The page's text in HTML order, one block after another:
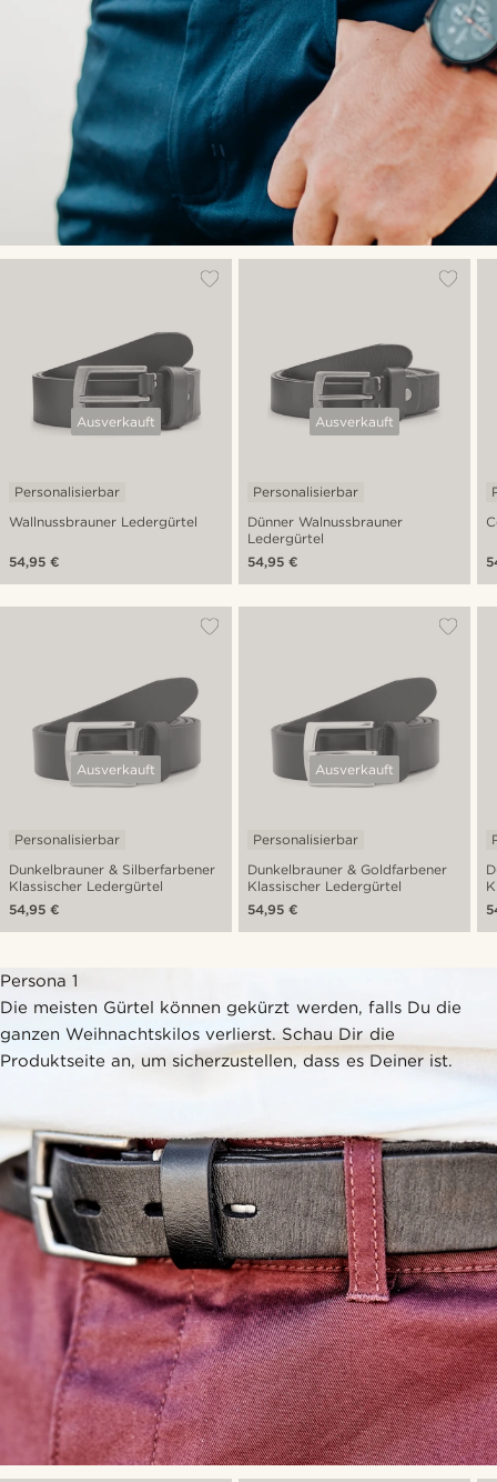
Ausverkauft
Wallnussbrauner Ledergürtel
Personalisierbar
54,95 €
Ausverkauft
Dünner Walnussbrauner
Ledergürtel
Personalisierbar
54,95 €
Ausverkauft
Dunkelbrauner & Silberfarbener
Klassischer Ledergürtel
Personalisierbar
54,95 €
Ausverkauft
Dunkelbrauner & Goldfarbener
Klassischer Ledergürtel
Personalisierbar
54,95 €
Persona 1
Die meisten Gürtel können gekürzt werden, falls Du die
ganzen Weihnachtskilos verlierst. Schau Dir die
Produktseite an, um sicherzustellen, dass es Deiner ist.